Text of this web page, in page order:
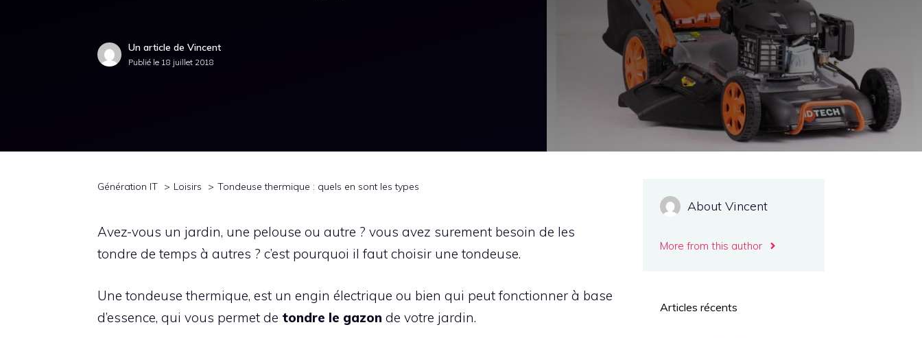
Un article de Vincent
Publié le 18 juillet 2018
Génération IT Loisirs Tondeuse thermique : quels en sont les types
Avez-vous un jardin, une pelouse ou autre ? vous avez surement besoin de les
tondre de temps à autres ? c’est pourquoi il faut choisir une tondeuse.
Une tondeuse thermique, est un engin électrique ou bien qui peut fonctionner à base
d’essence, qui vous permet de tondre le gazon de votre jardin.
About Vincent
More from this author
Articles récents